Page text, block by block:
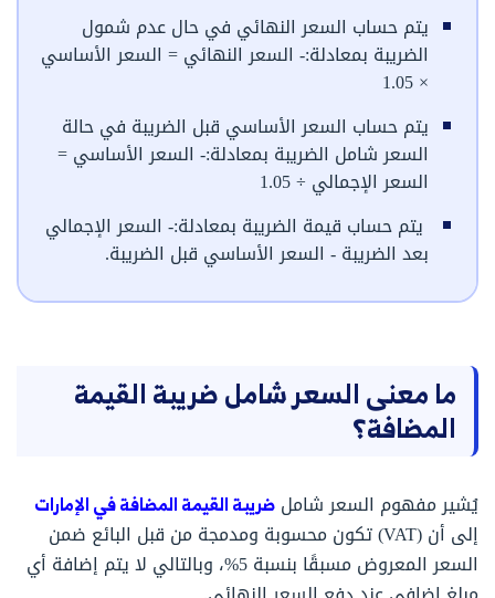
يتم حساب السعر النهائي في حال عدم شمول
الضريبة بمعادلة:- السعر النهائي = السعر الأساسي
× 1.05
يتم حساب السعر الأساسي قبل الضريبة في حالة
السعر شامل الضريبة بمعادلة:- السعر الأساسي =
السعر الإجمالي ÷ 1.05
يتم حساب قيمة الضريبة بمعادلة:- السعر الإجمالي
بعد الضريبة - السعر الأساسي قبل الضريبة.
ما معنى السعر شامل ضريبة القيمة
المضافة؟
يُشير مفهوم السعر شامل ضريبة القيمة المضافة في الإمارات
إلى أن (VAT) تكون محسوبة ومدمجة من قبل البائع ضمن
السعر المعروض مسبقًا بنسبة 5%، وبالتالي لا يتم إضافة أي